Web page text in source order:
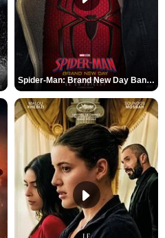
Spider-Man: Brand New Day Bande-annonce VO STFR